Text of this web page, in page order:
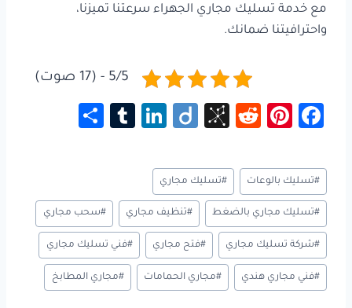
مع خدمة تسليك مجاري الجهراء سرعتنا تميزنا،
واحترافيتنا ضمانك.
5/5 - (17 صوت)
Fa
b
o
ok
Pi
er
es
t
R
d
di
t
Bi
S
o
n
o
m
y
Di
o
Li
n
Tu
وسوم
المقال:
#تسليك بالوعات #تسليك مجاري
#تسليك مجاري بالضغط #تنظيف مجاري #سحب مجاري
#شركة تسليك مجاري #فتح مجاري #فني تسليك مجاري
#فني مجاري هندي #مجاري الحمامات #مجاري المطابخ